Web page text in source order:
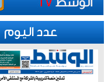
عدد اليوم